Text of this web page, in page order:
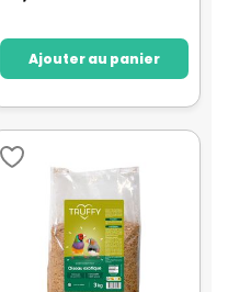
Ajouter au panier